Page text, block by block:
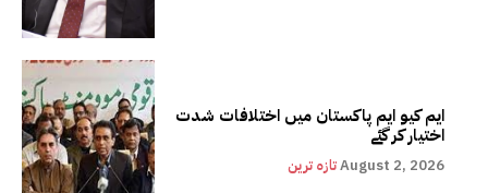
ایم کیو ایم پاکستان میں اختلافات شدت
اختیار کر گئے
تازہ ترینAugust 2, 2026